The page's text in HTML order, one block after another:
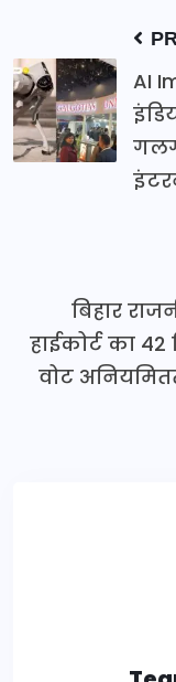
AI
बिहार
हाईकोर्ट का
वोट